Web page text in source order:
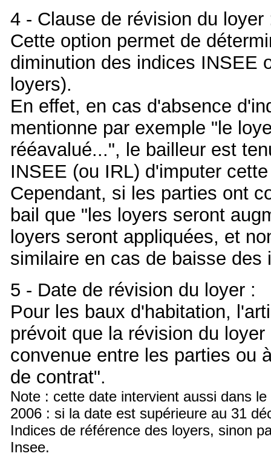
4 - Clause de révision du loyer
Cette option permet de
diminution des indices INSEE
loyers).
En effet, en cas d'absence
mentionne par exemple "le
rééavalué...", le bailleur est
INSEE (ou IRL) d'imputer
Cependant, si les parties ont
bail que "les loyers seront
loyers seront appliquées, et
similaire en cas de baisse des
5 - Date de révision du loyer :
Pour les baux d'habitation,
prévoit que la révision du
convenue entre les parties ou
de contrat".
Note : cette date intervient aussi dans
2006 : si la date est supérieure au 31
Indices de référence des loyers, sinon
Insee.